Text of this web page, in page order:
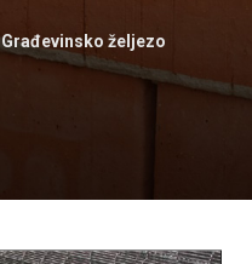
Građevinsko željezo